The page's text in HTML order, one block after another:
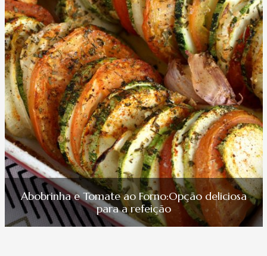
Abobrinha e Tomate ao Forno:Opção deliciosa
para a refeição